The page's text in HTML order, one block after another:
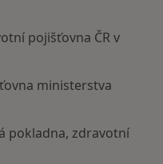
pojišťovna ČR v
ministerstva
pokladna, zdravotní